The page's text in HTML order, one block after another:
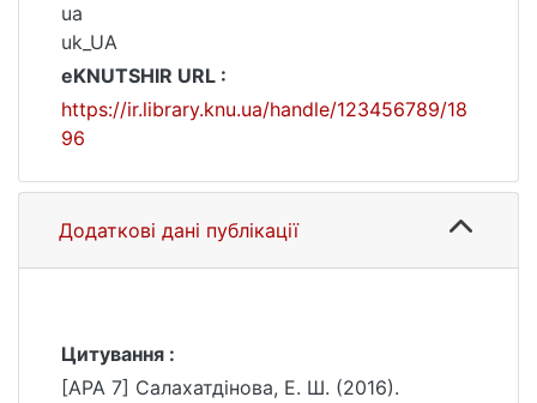
ua
uk_UA
eKNUTSHIR URL :
https://ir.library.knu.ua/handle/123456789/18
96
Додаткові дані публікації
Цитування :
[APA 7] Салахатдінова, Е. Ш. (2016).